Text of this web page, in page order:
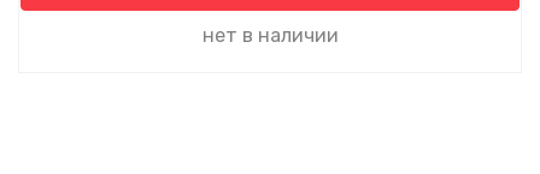
нет в наличии